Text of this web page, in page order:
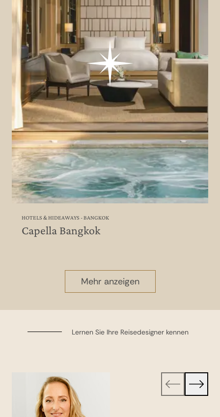
HOTELS & HIDEAWAYS - BANGKOK
Capella Bangkok
Mehr anzeigen
Lernen Sie Ihre Reisedesigner kennen